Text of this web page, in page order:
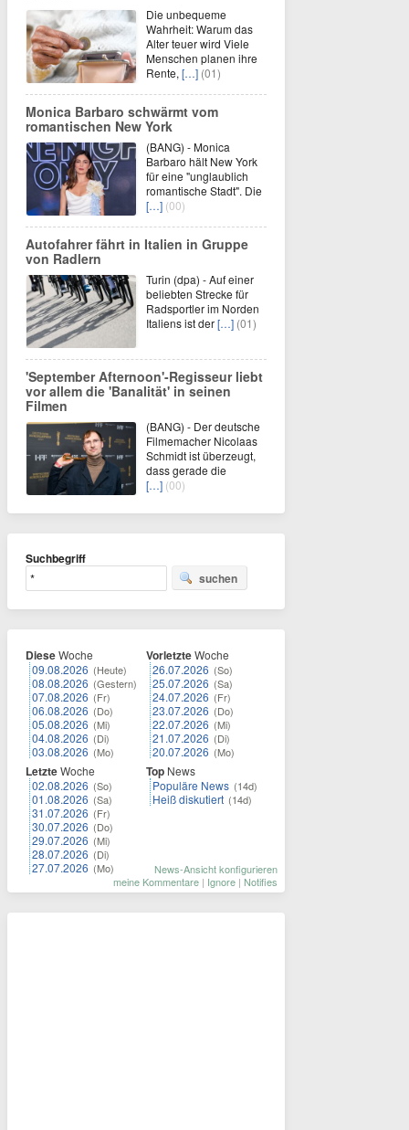
Die unbequeme
Wahrheit: Warum das
Alter teuer wird Viele
Menschen planen ihre
Rente, […] (01)
Monica Barbaro schwärmt vom
romantischen New York
(BANG) - Monica
Barbaro hält New York
für eine "unglaublich
romantische Stadt". Die
[…] (00)
Autofahrer fährt in Italien in Gruppe
von Radlern
Turin (dpa) - Auf einer
beliebten Strecke für
Radsportler im Norden
Italiens ist der[…] (01)
'September Afternoon'-Regisseur liebt
vor allem die 'Banalität' in seinen
Filmen
(BANG) - Der deutsche
Filmemacher Nicolaas
Schmidt ist überzeugt,
dass gerade die
[…] (00)
Suchbegriff
suchen
DieseWoche
09.08.2026 (Heute)
08.08.2026 (Gestern)
07.08.2026 (Fr)
06.08.2026 (Do)
05.08.2026 (Mi)
04.08.2026 (Di)
03.08.2026 (Mo)
LetzteWoche
02.08.2026 (So)
01.08.2026 (Sa)
31.07.2026 (Fr)
30.07.2026 (Do)
29.07.2026 (Mi)
28.07.2026 (Di)
27.07.2026 (Mo)
VorletzteWoche
26.07.2026 (So)
25.07.2026 (Sa)
24.07.2026 (Fr)
23.07.2026 (Do)
22.07.2026 (Mi)
21.07.2026 (Di)
20.07.2026 (Mo)
Top News
Populäre News (14d)
Heiß diskutiert (14d)
News-Ansicht konfigurieren
meine Kommentare | Ignore | Notifies